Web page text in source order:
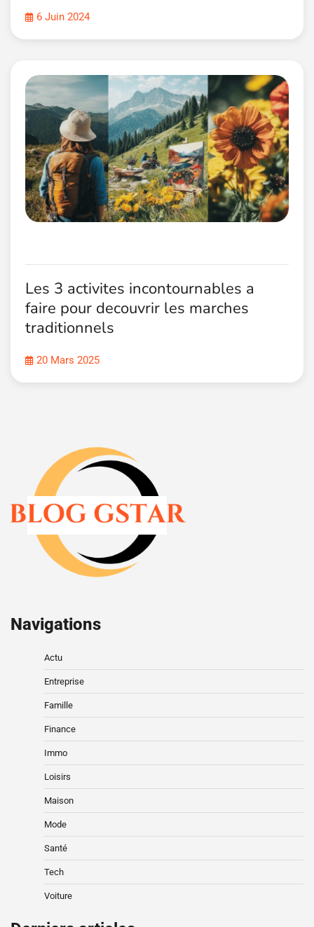
6 Juin 2024
Les 3 activites incontournables a
faire pour decouvrir les marches
traditionnels
20 Mars 2025
Navigations
Actu
Entreprise
Famille
Finance
Immo
Loisirs
Maison
Mode
Santé
Tech
Voiture